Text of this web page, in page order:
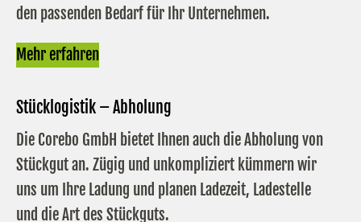
den passenden Bedarf für Ihr Unternehmen.
Mehr erfahren
Stücklogistik – Abholung
Die Corebo GmbH bietet Ihnen auch die Abholung von
Stückgut an. Zügig und unkompliziert kümmern wir
uns um Ihre Ladung und planen Ladezeit, Ladestelle
und die Art des Stückguts.